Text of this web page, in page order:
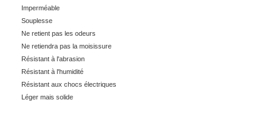
Imperméable
Souplesse
Ne retient pas les odeurs
Ne retiendra pas la moisissure
Résistant à l'abrasion
Résistant à l'humidité
Résistant aux chocs électriques
Léger mais solide